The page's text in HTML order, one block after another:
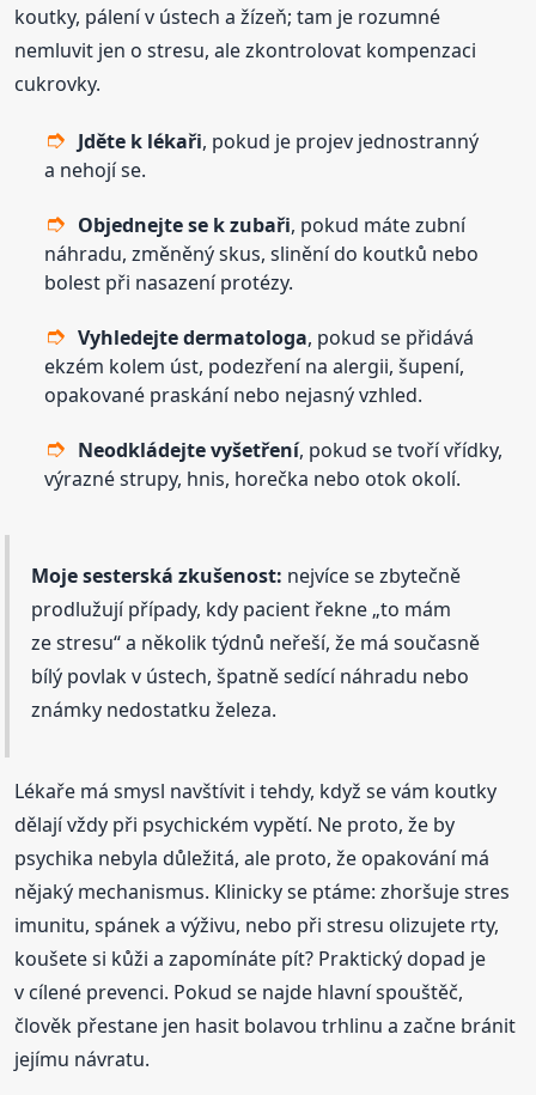
koutky, pálení v ústech a žízeň; tam je rozumné
nemluvit jen o stresu, ale zkontrolovat kompenzaci
cukrovky.
Jděte k lékaři, pokud je projev jednostranný
a nehojí se.
Objednejte se k zubaři, pokud máte zubní
náhradu, změněný skus, slinění do koutků nebo
bolest při nasazení protézy.
Vyhledejte dermatologa, pokud se přidává
ekzém kolem úst, podezření na alergii, šupení,
opakované praskání nebo nejasný vzhled.
Neodkládejte vyšetření, pokud se tvoří vřídky,
výrazné strupy, hnis, horečka nebo otok okolí.
Moje sesterská zkušenost: nejvíce se zbytečně
prodlužují případy, kdy pacient řekne „to mám
ze stresu“ a několik týdnů neřeší, že má současně
bílý povlak v ústech, špatně sedící náhradu nebo
známky nedostatku železa.
Lékaře má smysl navštívit i tehdy, když se vám koutky
dělají vždy při psychickém vypětí. Ne proto, že by
psychika nebyla důležitá, ale proto, že opakování má
nějaký mechanismus. Klinicky se ptáme: zhoršuje stres
imunitu, spánek a výživu, nebo při stresu olizujete rty,
koušete si kůži a zapomínáte pít? Praktický dopad je
v cílené prevenci. Pokud se najde hlavní spouštěč,
člověk přestane jen hasit bolavou trhlinu a začne bránit
jejímu návratu.